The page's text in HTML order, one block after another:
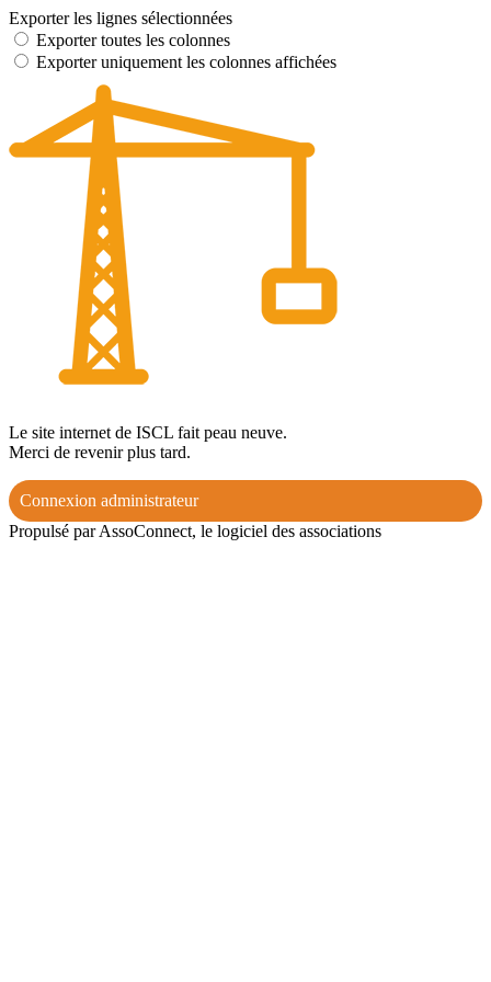
Exporter les lignes sélectionnées
Exporter toutes les colonnes
Exporter uniquement les colonnes affichées
Le site internet de ISCL fait peau neuve.
Merci de revenir plus tard.
Connexion administrateur
Propulsé par AssoConnect, le logiciel des associations